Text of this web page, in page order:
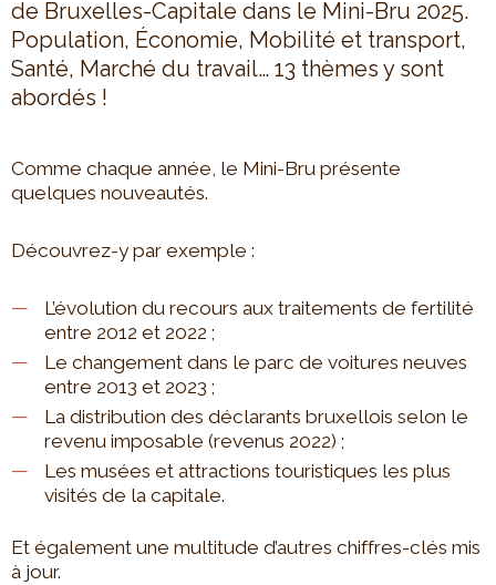
de Bruxelles-Capitale dans le Mini-Bru 2025.
Population, Économie, Mobilité et transport,
Santé, Marché du travail… 13 thèmes y sont
abordés !
Comme chaque année, le Mini-Bru présente
quelques nouveautés.
Découvrez-y par exemple :
L’évolution du recours aux traitements de fertilité
entre 2012 et 2022 ;
Le changement dans le parc de voitures neuves
entre 2013 et 2023 ;
La distribution des déclarants bruxellois selon le
revenu imposable (revenus 2022) ;
Les musées et attractions touristiques les plus
visités de la capitale.
Et également une multitude d’autres chiffres-clés mis
à jour.